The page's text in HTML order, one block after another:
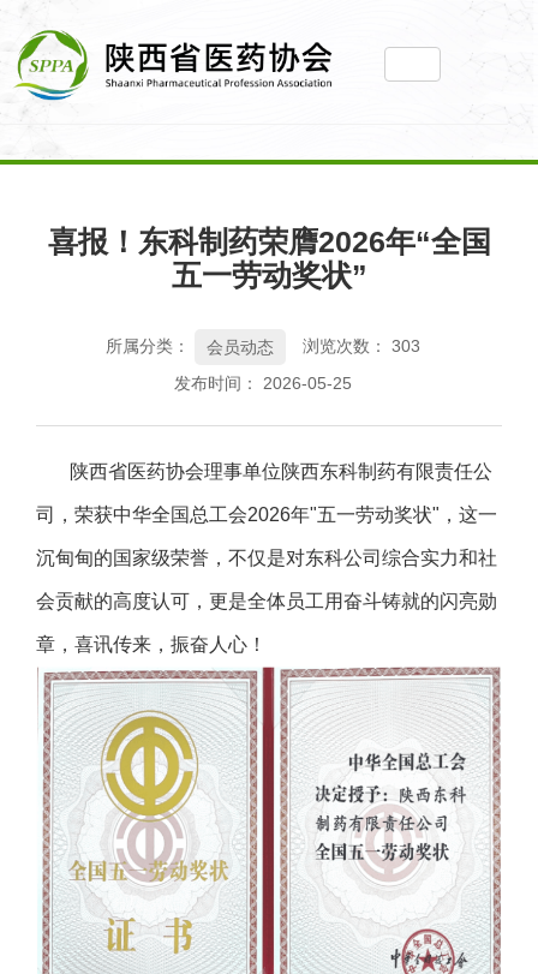
喜报！东科制药荣膺2026年“全国
五一劳动奖状”
所属分类： 会员动态 浏览次数： 303
发布时间： 2026-05-25
陕西省医药协会理事单位陕西东科制药有限责任公
司，荣获中华全国总工会2026年"五一劳动奖状"，这一
沉甸甸的国家级荣誉，不仅是对东科公司综合实力和社
会贡献的高度认可，更是全体员工用奋斗铸就的闪亮勋
章，喜讯传来，振奋人心！